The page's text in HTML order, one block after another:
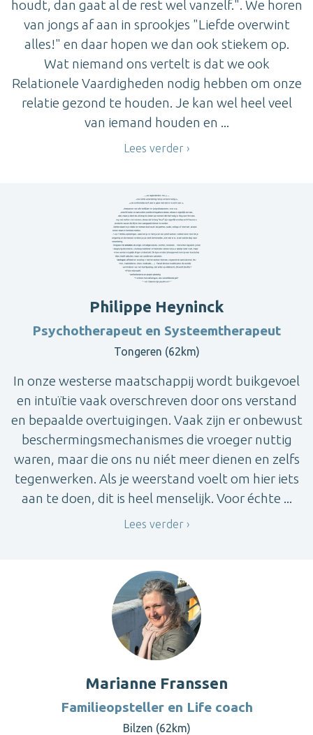
houdt, dan gaat al de rest wel vanzelf.". We horen
van jongs af aan in sprookjes "Liefde overwint
alles!" en daar hopen we dan ook stiekem op.
Wat niemand ons vertelt is dat we ook
Relationele Vaardigheden nodig hebben om onze
relatie gezond te houden. Je kan wel heel veel
van iemand houden en ...
Lees verder
Philippe Heyninck
Psychotherapeut en Systeemtherapeut
Tongeren (62km)
In onze westerse maatschappij wordt buikgevoel
en intuïtie vaak overschreven door ons verstand
en bepaalde overtuigingen. Vaak zijn er onbewust
beschermingsmechanismes die vroeger nuttig
waren, maar die ons nu niét meer dienen en zelfs
tegenwerken. Als je weerstand voelt om hier iets
aan te doen, dit is heel menselijk. Voor échte ...
Lees verder
Marianne Franssen
Familieopsteller en Life coach
Bilzen (62km)